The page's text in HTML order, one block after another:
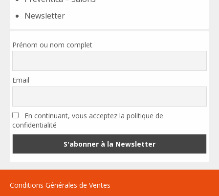
Newsletter
Prénom ou nom complet
Email
En continuant, vous acceptez la politique de
confidentialité
Conditions Générales de Ventes